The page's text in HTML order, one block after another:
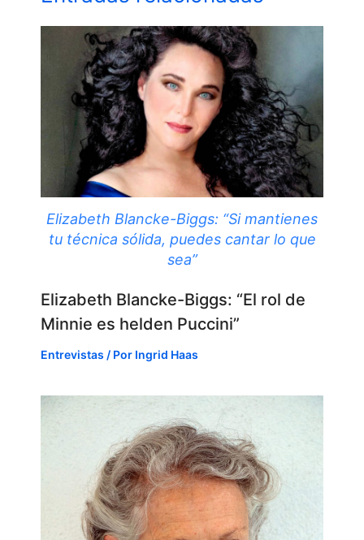
Elizabeth Blancke-Biggs: “Si mantienes
tu técnica sólida, puedes cantar lo que
sea”
Elizabeth Blancke-Biggs: “El rol de
Minnie es helden Puccini”
Entrevistas / Por Ingrid Haas